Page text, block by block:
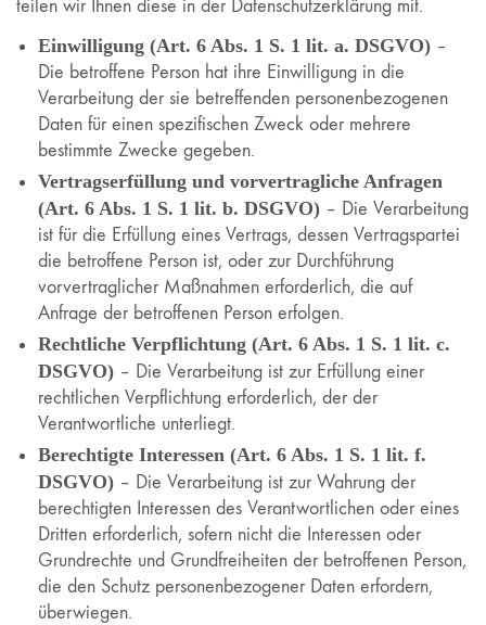
teilen wir Ihnen diese in der Datenschutzerklärung mit.
Einwilligung (Art. 6 Abs. 1 S. 1 lit. a. DSGVO) –
Die betroffene Person hat ihre Einwilligung in die
Verarbeitung der sie betreffenden personenbezogenen
Daten für einen spezifischen Zweck oder mehrere
bestimmte Zwecke gegeben.
Vertragserfüllung und vorvertragliche Anfragen
(Art. 6 Abs. 1 S. 1 lit. b. DSGVO) – Die Verarbeitung
ist für die Erfüllung eines Vertrags, dessen Vertragspartei
die betroffene Person ist, oder zur Durchführung
vorvertraglicher Maßnahmen erforderlich, die auf
Anfrage der betroffenen Person erfolgen.
Rechtliche Verpflichtung (Art. 6 Abs. 1 S. 1 lit. c.
DSGVO) – Die Verarbeitung ist zur Erfüllung einer
rechtlichen Verpflichtung erforderlich, der der
Verantwortliche unterliegt.
Berechtigte Interessen (Art. 6 Abs. 1 S. 1 lit. f.
DSGVO) – Die Verarbeitung ist zur Wahrung der
berechtigten Interessen des Verantwortlichen oder eines
Dritten erforderlich, sofern nicht die Interessen oder
Grundrechte und Grundfreiheiten der betroffenen Person,
die den Schutz personenbezogener Daten erfordern,
überwiegen.